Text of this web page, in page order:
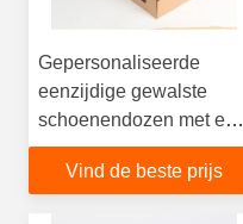
Gepersonaliseerde
eenzijdige gewalste
schoenendozen met een
laag voor
milieuvriendelijke
Vind de beste prijs